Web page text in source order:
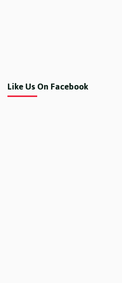
Like Us On Facebook